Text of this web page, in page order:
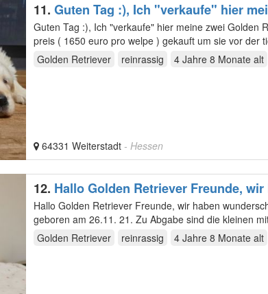
11. Guten Tag :), Ich "verkaufe" hier
Guten Tag :), Ich "verkaufe" hier meine zwei Golden
preis ( 1650 euro pro welpe ) gekauft um sie vor der
Golden Retriever
reinrassig 4 Jahre 8 Monate alt
64331 Weiterstadt - Hessen
12. Hallo Golden Retriever Freunde,
Hallo Golden Retriever Freunde, wir haben wunderschöne reinrassige Golden Retriever Welpen.
Golden Retriever
reinrassig 4 Jahre 8 Monate alt